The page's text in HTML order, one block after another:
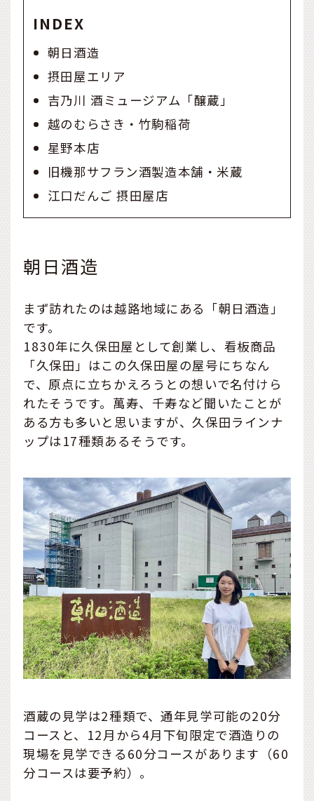
INDEX
朝日酒造
摂田屋エリア
吉乃川 酒ミュージアム「醸蔵」
越のむらさき・竹駒稲荷
星野本店
旧機那サフラン酒製造本舗・米蔵
江口だんご 摂田屋店
朝日酒造
まず訪れたのは越路地域にある「朝日酒造」
です。
1830年に久保田屋として創業し、看板商品
「久保田」はこの久保田屋の屋号にちなん
で、原点に立ちかえろうとの想いで名付けら
れたそうです。萬寿、千寿など聞いたことが
ある方も多いと思いますが、久保田ラインナ
ップは17種類あるそうです。
酒蔵の見学は2種類で、通年見学可能の20分
コースと、12月から4月下旬限定で酒造りの
現場を見学できる60分コースがあります（60
分コースは要予約）。